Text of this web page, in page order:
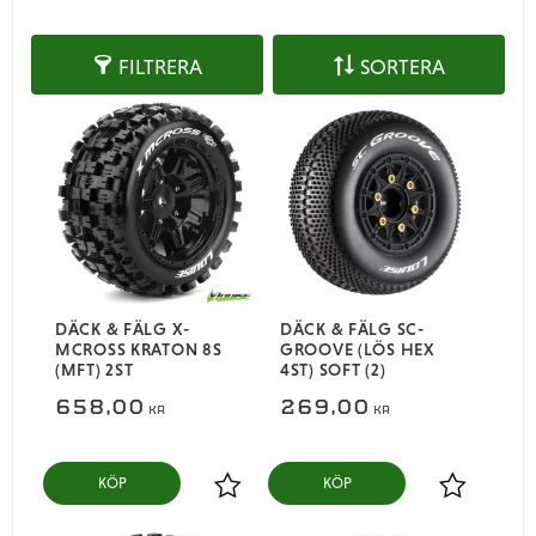
FILTRERA SORTERA
DÄCK & FÄLG X-
MCROSS KRATON 8S
(MFT) 2ST
658,00 KR
Lägg till i favoriter
KÖP
DÄCK & FÄLG SC-
GROOVE (LÖS HEX
4ST) SOFT (2)
269,00 KR
Lägg till i
KÖP